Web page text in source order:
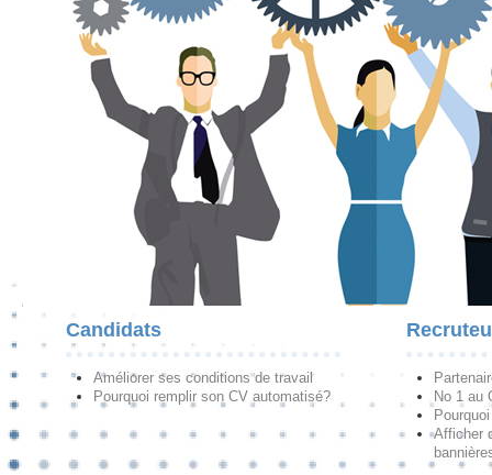
Candidats
Améliorer ses conditions de travail
Pourquoi remplir son CV automatisé?
No 1 au
Afficher